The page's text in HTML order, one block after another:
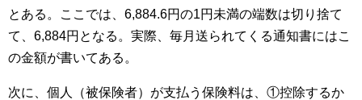
とある。ここでは、6,884.6円の1円未満の端数は切り捨て
て、6,884円となる。実際、毎月送られてくる通知書にはこ
の金額が書いてある。
次に、個人（被保険者）が支払う保険料は、①控除するか